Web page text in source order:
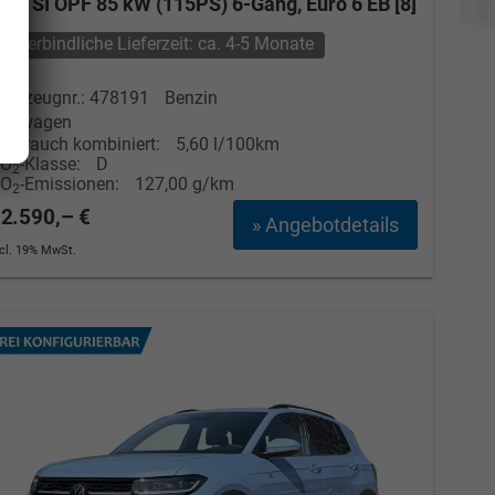
unverbindliche Lieferzeit: ca. 4-5 Monate
Fahrzeugnr.: 478191
Benzin
Neuwagen
Verbrauch kombiniert:
5,60 l/100km
2-Klasse:
D
2-Emissionen: 127,00 g/km
» Angebotdetails
€
19% MwSt.